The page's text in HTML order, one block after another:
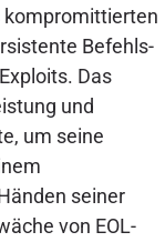
kompromittierten
Befehls-
Das
und
um seine
seiner
von EOL-